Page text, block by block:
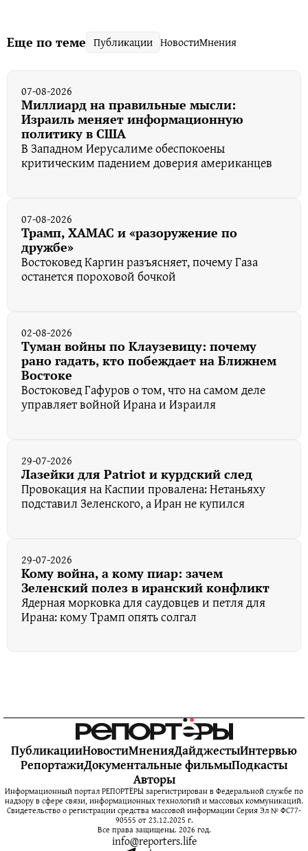
Еще по теме Публикации НовостиМнения
07-08-2026
Миллиард на правильные мысли:
Израиль меняет информационную
политику в США
В Западном Иерусалиме обеспокоены
критическим падением доверия американцев
07-08-2026
Трамп, ХАМАС и «разоружение по
дружбе»
Востоковед Каргин разъясняет, почему Газа
останется пороховой бочкой
02-08-2026
Туман войны по Клаузевицу: почему
рано гадать, кто побеждает на Ближнем
Востоке
Востоковед Гафуров о том, что на самом деле
управляет войной Ирана и Израиля
29-07-2026
Лазейки для Patriot и курдский след
Провокация на Каспии провалена: Нетаньяху
подставил Зеленского, а Иран не купился
29-07-2026
Кому война, а кому пиар: зачем
Зеленский полез в иранский конфликт
Ядерная морковка для саудовцев и петля для
Ирана: кому Трамп опять солгал
ПубликацииНовостиМненияДайджестыИнтервью
РепортажиДокументальные фильмыПодкасты
Авторы
Информационный портал РЕПОРТЁРЫ зарегистрирован в Федеральной службе по
надзору в сфере связи, информационных технологий и массовых коммуникаций.
Свидетельство о регистрации средства массовой информации Серия Эл № ФС77-
90555 от 23.12.2025 г.
Все права защищены. 2026 год.
info@reporters.life